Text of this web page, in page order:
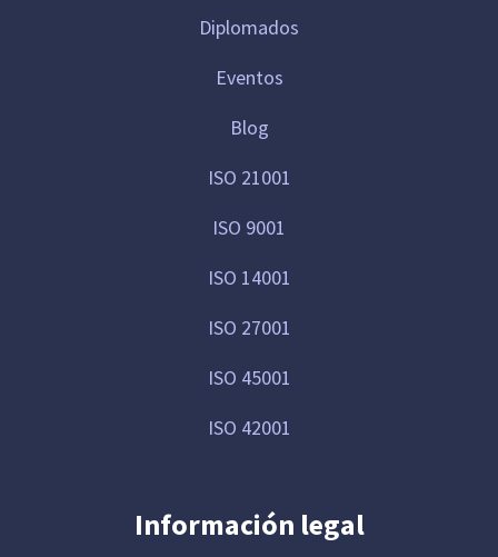
Diplomados
Eventos
Blog
ISO 21001
ISO 9001
ISO 14001
ISO 27001
ISO 45001
ISO 42001
Información legal